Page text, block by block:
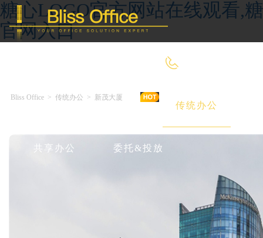
糖心LOGO官方网站在线观看,
官网入口
传统办公
共享办公 委托&投放
Bliss Office > 传统办公 > 新茂大厦